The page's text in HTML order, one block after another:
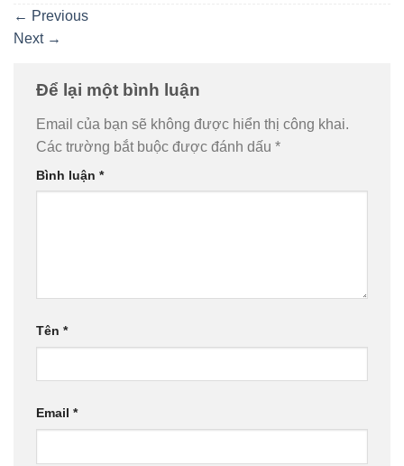
← Previous
Next →
Để lại một bình luận
Email của bạn sẽ không được hiển thị công khai.
Các trường bắt buộc được đánh dấu *
Bình luận *
Tên *
Email *